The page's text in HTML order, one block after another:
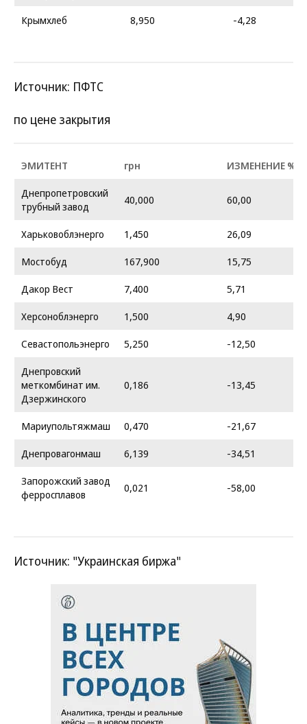
Крымхлеб
8,950 -4,28
Источник: ПФТС
по цене закрытия
ЭМИТЕНТ грн
ИЗМЕНЕНИЕ %
Днепропетровский
трубный завод
40,000 60,00
Харьковоблэнерго 1,450
26,09
Мостобуд
167,900
15,75
Дакор Вест
7,400
5,71
Херсоноблэнерго
1,500
4,90
Севастопольэнерго
5,250
-12,50
Днепровский
меткомбинат им.
Дзержинского
0,186 -13,45
Мариупольтяжмаш 0,470
-21,67
Днепровагонмаш
6,139
-34,51
Запорожский завод
ферросплавов
0,021 -58,00
Источник: "Украинская биржа"